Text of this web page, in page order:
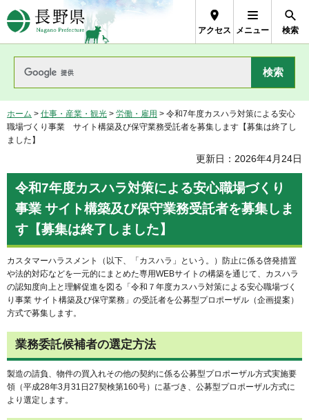
長野県Nagano Prefecture
アクセス メニュー 検索
ホーム > 仕事・産業・観光 > 労働・雇用 > 令和7年度カスハラ対策による安心
職場づくり事業 サイト構築及び保守業務受託者を募集します【募集は終了し
ました】
更新日：2026年4月24日
令和7年度カスハラ対策による安心職場づくり
事業 サイト構築及び保守業務受託者を募集しま
す【募集は終了しました】
カスタマーハラスメント（以下、「カスハラ」という。）防止に係る啓発措置
や法的対応などを一元的にまとめた専用WEBサイトの構築を通じて、カスハラ
の認知度向上と理解促進を図る「令和７年度カスハラ対策による安心職場づく
り事業 サイト構築及び保守業務」の受託者を公募型プロポーザル（企画提案）
方式で募集します。
業務委託候補者の選定方法
製造の請負、物件の買入れその他の契約に係る公募型プロポーザル方式実施要
領（平成28年3月31日27契検第160号）に基づき、公募型プロポーザル方式に
より選定します。